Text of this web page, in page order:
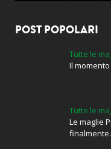
POST POPOLARI
Tutte le
Il
Tutte le
Le maglie